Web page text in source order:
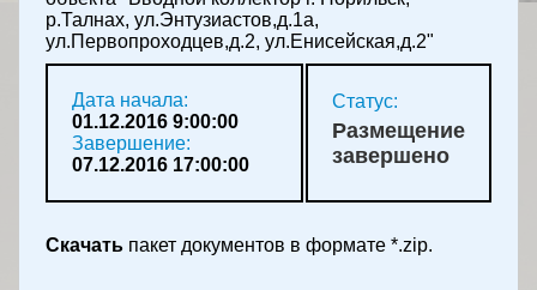
р.Талнах, ул.Энтузиастов,д.1а,
ул.Первопроходцев,д.2, ул.Енисейская,д.2"
Дата начала:
01.12.2016 9:00:00
Завершение:
07.12.2016 17:00:00
Статус:
Размещение
завершено
Скачать пакет документов в формате *.zip.